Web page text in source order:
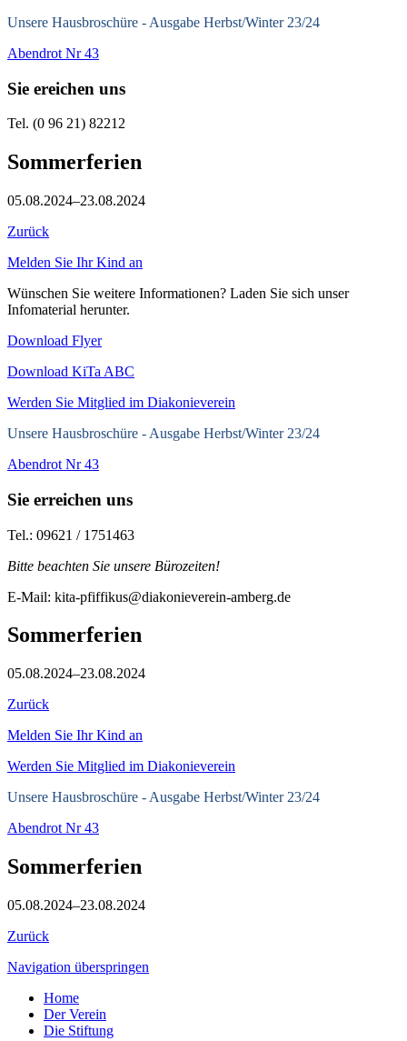
Unsere Hausbroschüre - Ausgabe Herbst/Winter 23/24
Abendrot Nr 43
Sie ereichen uns
Tel. (0 96 21) 82212
Sommerferien
05.08.2024–23.08.2024
Zurück
Melden Sie Ihr Kind an
Wünschen Sie weitere Informationen? Laden Sie sich unser
Infomaterial herunter.
Download Flyer
Download KiTa ABC
Werden Sie Mitglied im Diakonieverein
Unsere Hausbroschüre - Ausgabe Herbst/Winter 23/24
Abendrot Nr 43
Sie erreichen uns
Tel.: 09621 / 1751463
Bitte beachten Sie unsere Bürozeiten!
E-Mail: kita-pfiffikus@diakonieverein-amberg.de
Sommerferien
05.08.2024–23.08.2024
Zurück
Melden Sie Ihr Kind an
Werden Sie Mitglied im Diakonieverein
Unsere Hausbroschüre - Ausgabe Herbst/Winter 23/24
Abendrot Nr 43
Sommerferien
05.08.2024–23.08.2024
Zurück
Navigation überspringen
Home
Der Verein
Die Stiftung